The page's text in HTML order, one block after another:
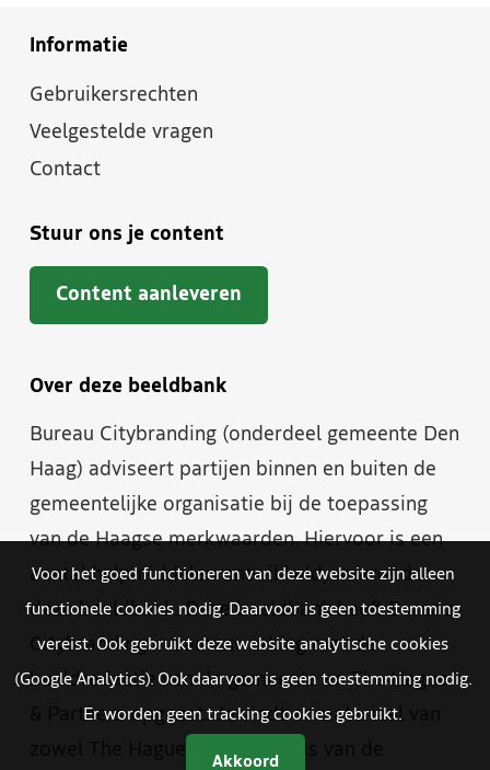
Informatie
Gebruikersrechten
Veelgestelde vragen
Contact
Stuur ons je content
Content aanleveren
Over deze beeldbank
Bureau Citybranding (onderdeel gemeente Den
Haag) adviseert partijen binnen en buiten de
gemeentelijke organisatie bij de toepassing
van de Haagse merkwaarden. Hiervoor is een
aantal hulpmiddelen ontwikkeld, waaronder
deze beeldbank. Deze beeldbank heeft Bureau
Citybranding in samenwerking met de
beeldredactie van de gemeente en The Hague
& Partners opgezet. Je vindt er materiaal van
zowel The Hague & Partners als van de
Voor het goed functioneren van deze website zijn alleen
functionele cookies nodig. Daarvoor is geen toestemming
vereist. Ook gebruikt deze website analytische cookies
(Google Analytics). Ook daarvoor is geen toestemming nodig.
Er worden geen tracking cookies gebruikt.
Akkoord